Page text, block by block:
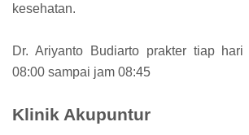
kesehatan.
Dr. Ariyanto Budiarto prakter tiap
08:00 sampai jam 08:45
Klinik Akupuntur